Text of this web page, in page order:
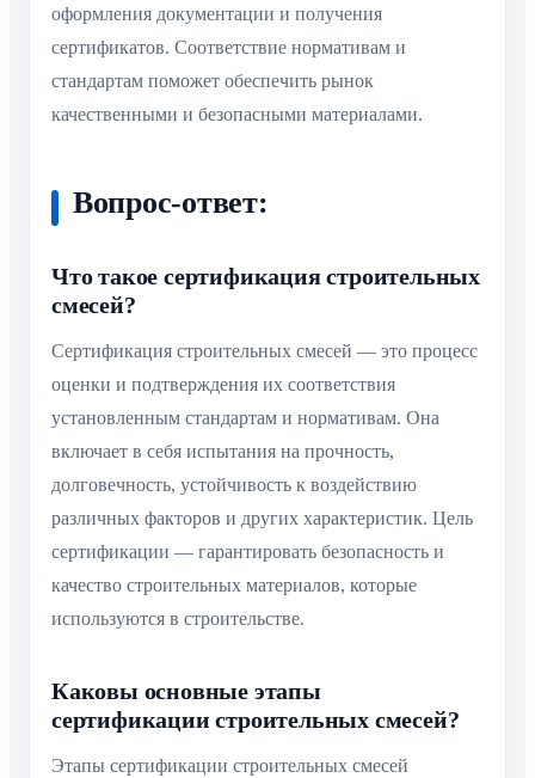
оформления документации и получения
сертификатов. Соответствие нормативам и
стандартам поможет обеспечить рынок
качественными и безопасными материалами.
Вопрос-ответ:
Что такое сертификация строительных
смесей?
Сертификация строительных смесей — это процесс
оценки и подтверждения их соответствия
установленным стандартам и нормативам. Она
включает в себя испытания на прочность,
долговечность, устойчивость к воздействию
различных факторов и других характеристик. Цель
сертификации — гарантировать безопасность и
качество строительных материалов, которые
используются в строительстве.
Каковы основные этапы
сертификации строительных смесей?
Этапы сертификации строительных смесей